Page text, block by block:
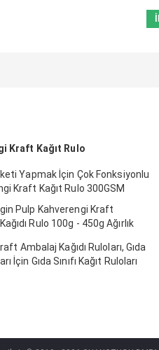
Kraft Kağıt Rulo
Yapmak İçin Çok Fonksiyonlu
Kraft Kağıt Rulo 300GSM
Pulp Kahverengi Kraft
Rulo 100g - 450g Ağırlık
Ambalaj Kağıdı Ruloları, Gıda
İçin Gıda Sınıfı Kağıt Ruloları